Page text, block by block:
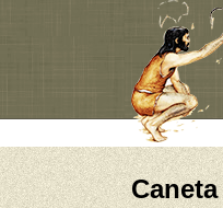
Caneta